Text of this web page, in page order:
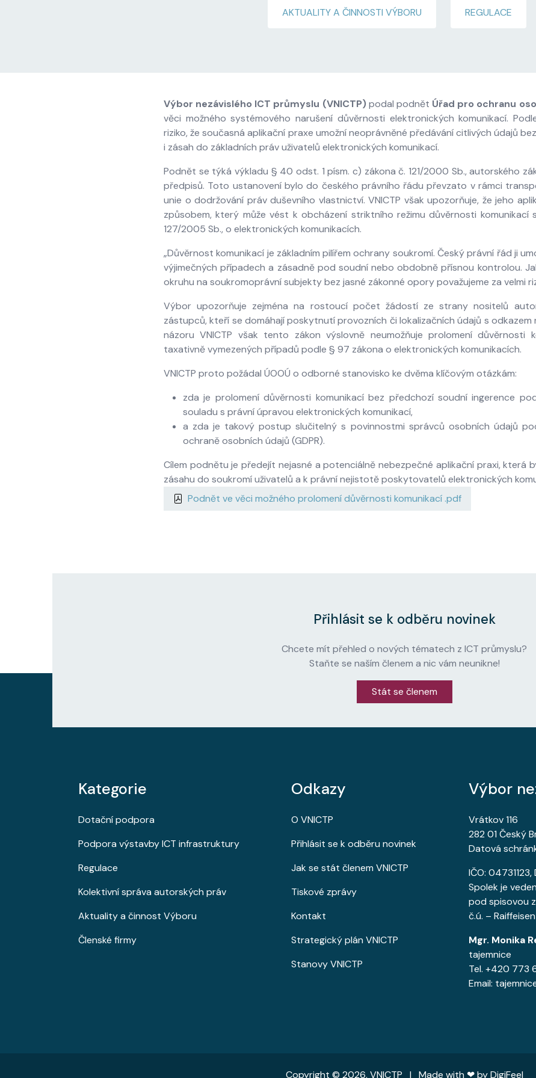
AKTUALITY A ČINNOSTI VÝBORU REGULACE
Výbor nezávislého ICT průmyslu (VNICTP)podal podnět Úřad pro ochranu
věci možného systémového narušení důvěrnosti elektronických komunikací.
riziko, že současná aplikační praxe umožní neoprávněné předávání citlivých údajů
i zásah do základních práv uživatelů elektronických komunikací.
Podnět se týká výkladu § 40 odst. 1 písm. c) zákona č. 121/2000 Sb., autorského
předpisů. Toto ustanovení bylo do českého právního řádu převzato v rámci
unie o dodržování práv duševního vlastnictví. VNICTP však upozorňuje, že jeho
způsobem, který může vést k obcházení striktního režimu důvěrnosti komunikací
127/2005 Sb., o elektronických komunikacích.
„Důvěrnost komunikací je základním pilířem ochrany soukromí. Český právní řád ji
výjimečných případech a zásadně pod soudní nebo obdobně přísnou kontrolou.
okruhu na soukromoprávní subjekty bez jasné zákonné opory považujeme za velmi
Výbor upozorňuje zejména na rostoucí počet žádostí ze strany nositelů
zástupců, kteří se domáhají poskytnutí provozních či lokalizačních údajů s odkazem
názoru VNICTP však tento zákon výslovně neumožňuje prolomení důvěrnosti
taxativně vymezených případů podle § 97 zákona o elektronických komunikacích.
VNICTP proto požádal ÚOOÚ o odborné stanovisko ke dvěma klíčovým otázkám:
zda je prolomení důvěrnosti komunikací bez předchozí soudní ingerence
souladu s právní úpravou elektronických komunikací,
a zda je takový postup slučitelný s povinnostmi správců osobních údajů
ochraně osobních údajů (GDPR).
Cílem podnětu je předejít nejasné a potenciálně nebezpečné aplikační praxi, která
zásahu do soukromí uživatelů a k právní nejistotě poskytovatelů elektronických
Podnět ve věci možného prolomení důvěrnosti komunikací .pdf
Přihlásit se k odběru novinek
Chcete mít přehled o nových tématech z ICT průmyslu?
Staňte se naším členem a nic vám neunikne!
Stát se členem
Kategorie
Dotační podpora
Podpora výstavby ICT infrastruktury
Regulace
Kolektivní správa autorských práv
Aktuality a činnost Výboru
Členské firmy
Odkazy
O VNICTP
Přihlásit se k odběru novinek
Jak se stát členem VNICTP
Tiskové zprávy
Kontakt
Strategický plán VNICTP
Stanovy VNICTP
Výbor
Vrátkov 116
282 01 Český
Datová
IČO: 04731123,
Spolek je
pod spisovou
č.ú. –
Mgr. Monika
tajemnice
Tel. +420 773
Email:
Copyright © 2026, VNICTP | Made with ❤ byDigiFeel